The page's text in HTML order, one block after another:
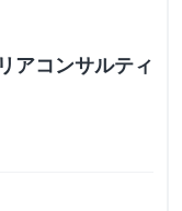
アコンサルティ